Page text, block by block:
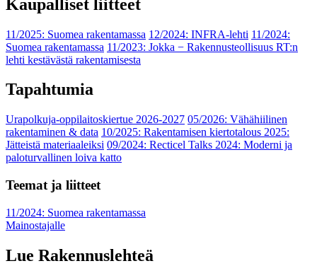
Kaupalliset liitteet
11/2025: Suomea rakentamassa 12/2024: INFRA-lehti 11/2024:
Suomea rakentamassa 11/2023: Jokka − Rakennusteollisuus RT:n
lehti kestävästä rakentamisesta
Tapahtumia
Urapolkuja-oppilaitoskiertue 2026-2027 05/2026: Vähähiilinen
rakentaminen & data 10/2025: Rakentamisen kiertotalous 2025:
Jätteistä materiaaleiksi 09/2024: Recticel Talks 2024: Moderni ja
paloturvallinen loiva katto
Teemat ja liitteet
11/2024: Suomea rakentamassa
Mainostajalle
Lue Rakennuslehteä